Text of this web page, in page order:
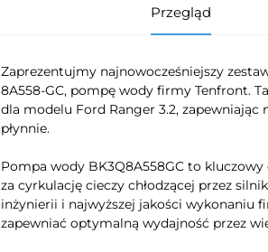
Przegląd
Zaprezentujmy najnowocześniejszy
8A558-GC, pompę wody firmy Tenfront.
dla modelu Ford Ranger 3.2, zapewniając
płynnie.
Pompa wody BK3Q8A558GC to
za cyrkulację cieczy chłodzącej przez
inżynierii i najwyższej jakości wykonaniu
zapewniać optymalną wydajność przez